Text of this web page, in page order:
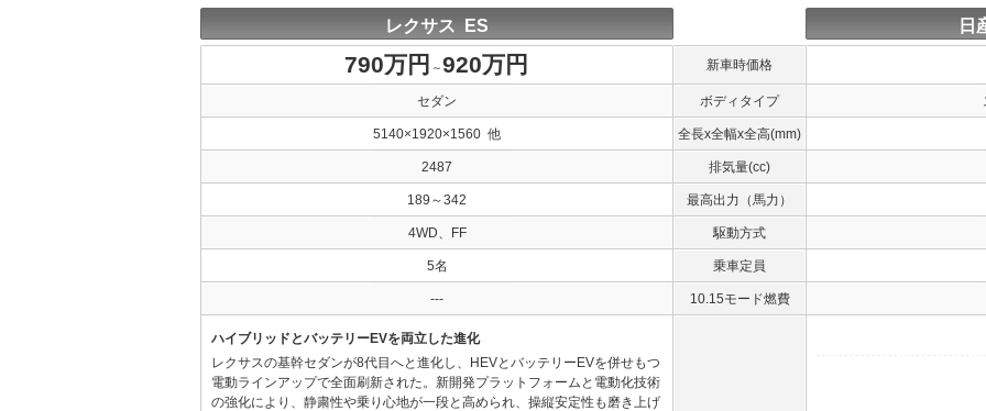
レクサス ES 日
790万円 ～920万円 新車時価格
セダン ボディタイプ
5140×1920×1560 他 全長x全幅x全高(mm)
2487 排気量(cc)
189～342 最高出力（馬力）
4WD、FF 駆動方式
5名 乗車定員
--- 10.15モード燃費
ハイブリッドとバッテリーEVを両立した進化
レクサスの基幹セダンが8代目へと進化し、HEVとバッテリーEVを併せもつ
電動ラインアップで全面刷新された。新開発プラットフォームと電動化技術
の強化により、静粛性や乗り心地が一段と高められ、操縦安定性も磨き上げ